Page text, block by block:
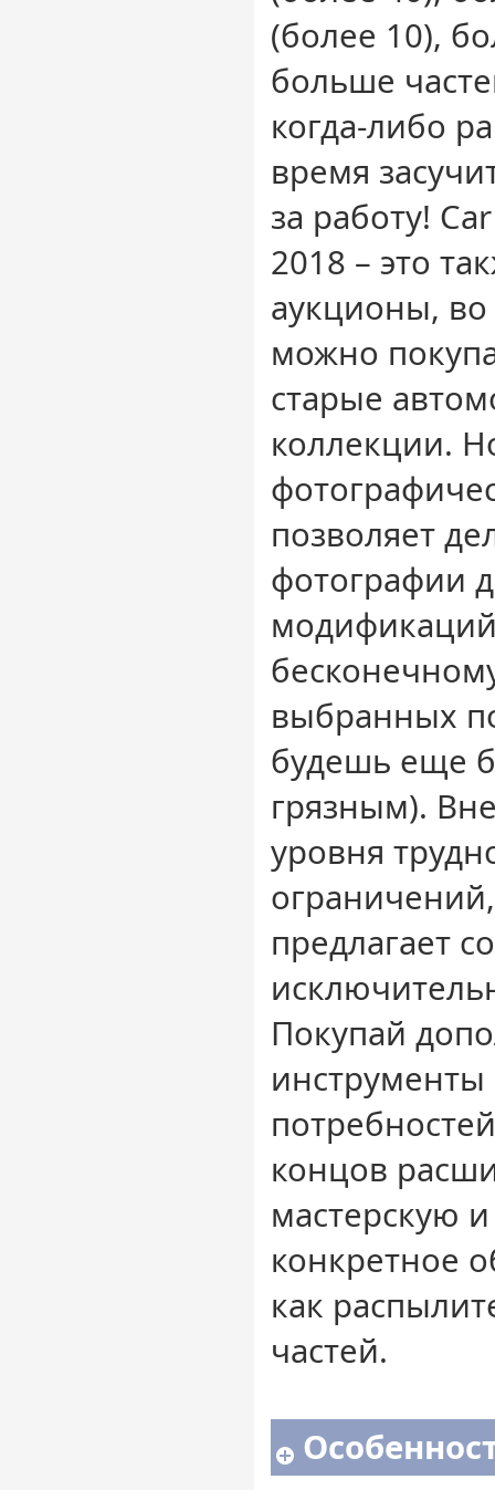
(более 10),
больше
когда-либо
время
за работу!
2018 – это
аукционы,
можно
старые
коллекции.
позволяет
фотографии
выбранных
будешь еще
грязным).
уровня
предлагает
Покупай
инструменты
концов
мастерскую
конкретное
как
частей.